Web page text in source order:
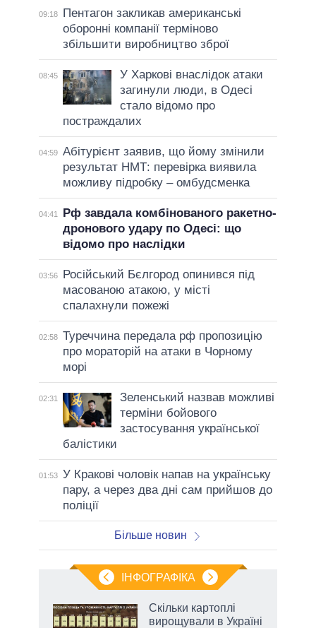
09:18
Пентагон закликав американські
оборонні компанії терміново
збільшити виробництво зброї
08:45
У Харкові внаслідок атаки
загинули люди, в Одесі
стало відомо про
постраждалих
04:59 Абітурієнт заявив, що йому змінили
результат НМТ: перевірка виявила
можливу підробку – омбудсменка
04:41
Рф завдала комбінованого ракетно-
дронового удару по Одесі: що
відомо про наслідки
03:56
Російський Бєлгород опинився під
масованою атакою, у місті
спалахнули пожежі
02:58 Туреччина передала рф пропозицію
про мораторій на атаки в Чорному
морі
02:31
Зеленський назвав можливі
терміни бойового
застосування української
балістики
01:53 У Кракові чоловік напав на українську
пару, а через два дні сам прийшов до
поліції
Більше новин
ІНФОГРАФІКА
Скільки картоплі
вирощували в Україні